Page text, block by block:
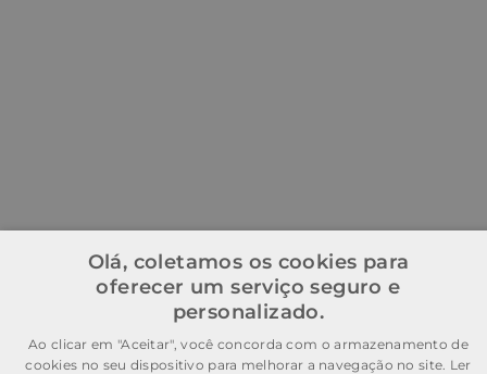
Olá, coletamos os cookies para
oferecer um serviço seguro e
personalizado.
Ao clicar em "Aceitar", você concorda com o armazenamento de
cookies no seu dispositivo para melhorar a navegação no site. Ler